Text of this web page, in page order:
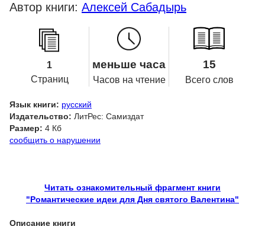
Автор книги: Алексей Сабадырь
1
Страниц
меньше часа
Часов на чтение
15
Всего слов
Язык книги: русский
Издательство: ЛитРес: Самиздат
Размер: 4 Кб
сообщить о нарушении
Читать ознакомительный фрагмент книги
"Романтические идеи для Дня святого Валентина"
Описание книги